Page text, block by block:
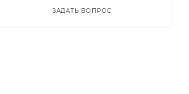
ЗАДАТЬ ВОПРОС